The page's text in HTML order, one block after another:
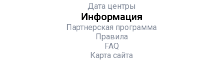
Дата центры
Информация
Партнерская программа
Правила
FAQ
Карта сайта